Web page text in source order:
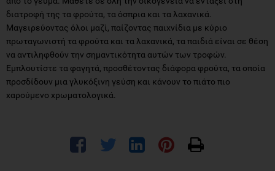
διατροφή της τα φρούτα, τα όσπρια και τα λαχανικά.
Μαγειρεύοντας όλοι μαζί, παίζοντας παιχνίδια με κύριο
πρωταγωνιστή τα φρούτα και τα λαχανικά, τα παιδιά είναι σε θέση
να αντιληφθούν την σημαντικότητα αυτών των τροφών.
Εμπλουτίστε τα φαγητά, προσθέτοντας διάφορα φρούτα, τα οποία
προσδίδουν μια γλυκόξινη γεύση και κάνουν το πιάτο πιο
χαρούμενο χρωματολογικά.